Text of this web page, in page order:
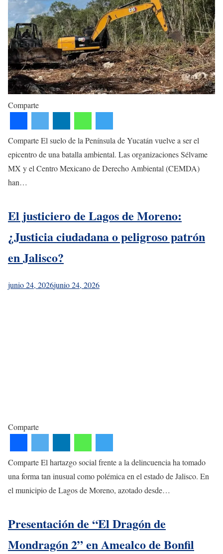
Comparte
Comparte El suelo de la Península de Yucatán vuelve a ser el
epicentro de una batalla ambiental. Las organizaciones Sélvame
MX y el Centro Mexicano de Derecho Ambiental (CEMDA)
han…
El justiciero de Lagos de Moreno:
¿Justicia ciudadana o peligroso patrón
en Jalisco?
junio 24, 2026junio 24, 2026
Comparte
Comparte El hartazgo social frente a la delincuencia ha tomado
una forma tan inusual como polémica en el estado de Jalisco. En
el municipio de Lagos de Moreno, azotado desde…
Presentación de “El Dragón de
Mondragón 2” en Amealco de Bonfil